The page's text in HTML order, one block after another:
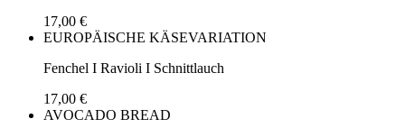
17,00 €
EUROPÄISCHE KÄSEVARIATION
Fenchel I Ravioli I Schnittlauch
17,00 €
AVOCADO BREAD